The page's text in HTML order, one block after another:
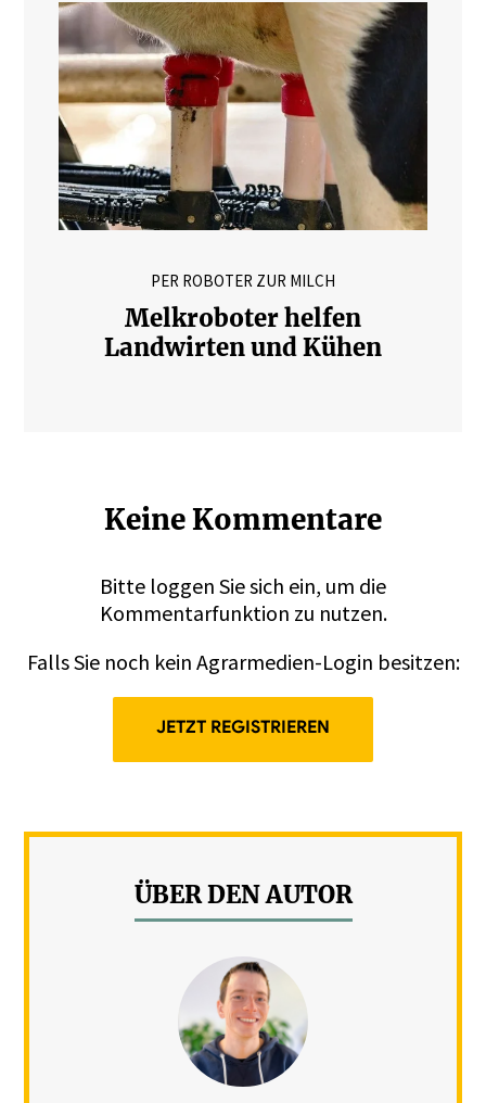
PER ROBOTER ZUR MILCH
Melkroboter helfen
Landwirten und Kühen
Keine Kommentare
Bitte loggen Sie sich ein, um die
Kommentarfunktion zu nutzen.
Falls Sie noch kein Agrarmedien-Login besitzen:
JETZT REGISTRIEREN
ÜBER DEN AUTOR